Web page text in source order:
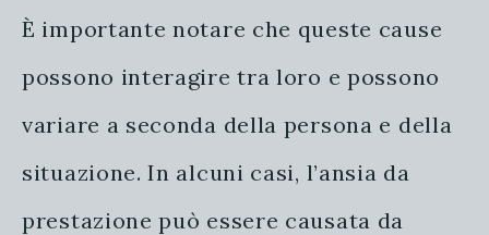
È importante notare che queste cause
possono interagire tra loro e possono
variare a seconda della persona e della
situazione. In alcuni casi, l’ansia da
prestazione può essere causata da